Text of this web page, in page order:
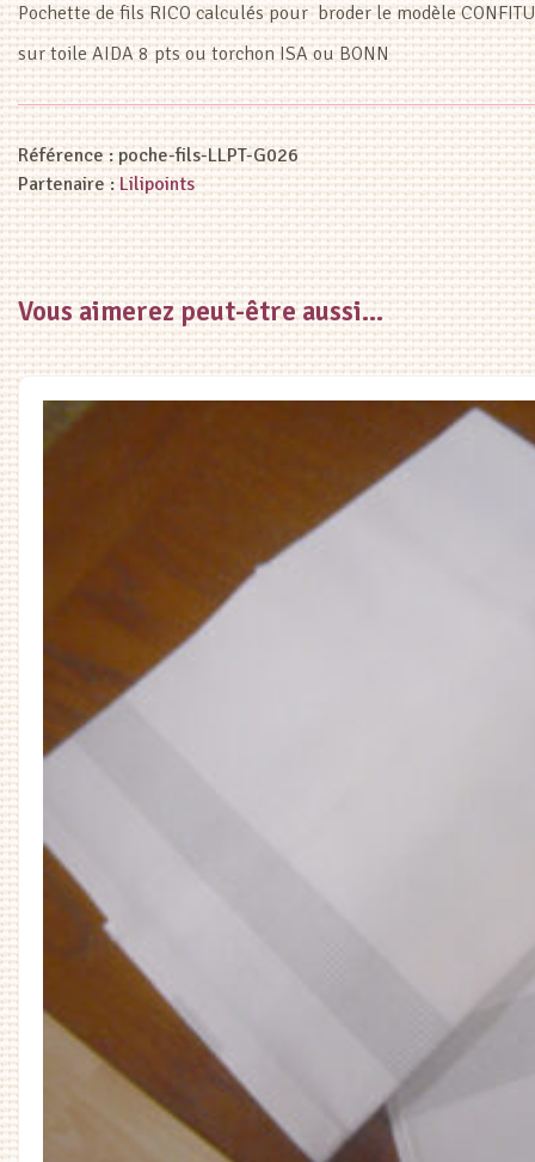
Pochette de fils RICO calculés pour broder le modèle
sur toile AIDA 8 pts ou torchon ISA ou BONN
Référence :poche-fils-LLPT-G026
Partenaire :Lilipoints
Vous aimerez peut-être aussi…